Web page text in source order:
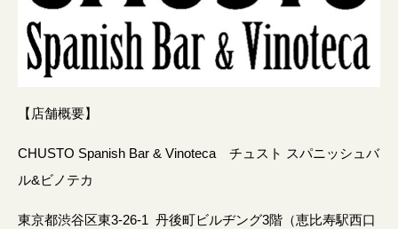
【店舗概要】
CHUSTO Spanish Bar & Vinoteca チュスト スパニッシュバ
ル&ビノテカ
東京都渋谷区東3-26-1 丹後町ビルヂング3階（恵比寿駅西口